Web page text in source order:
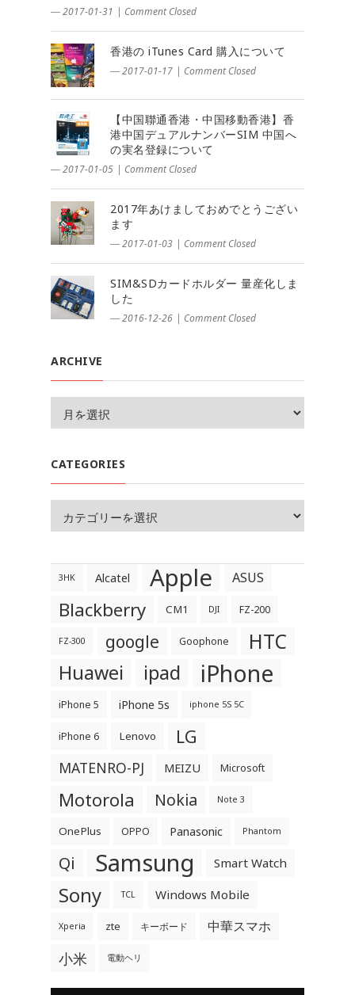
― 2017-01-31 | Comment Closed
香港の iTunes Card 購入について
― 2017-01-17 | Comment Closed
【中国聯通香港・中国移動香港】香
港中国デュアルナンバーSIM 中国へ
の実名登録について
― 2017-01-05 | Comment Closed
2017年あけましておめでとうござい
ます
― 2017-01-03 | Comment Closed
SIM&SDカードホルダー 量産化しま
した
― 2016-12-26 | Comment Closed
ARCHIVE
CATEGORIES
3HK Alcatel Apple ASUS
Blackberry CM1 DJI FZ-200
FZ-300 google Goophone HTC
Huawei ipad iPhone
iPhone 5 iPhone 5s iphone 5S 5C
iPhone 6 Lenovo LG
MATENRO-PJ MEIZU Microsoft
Motorola Nokia Note 3
OnePlus OPPO Panasonic Phantom
Qi Samsung Smart Watch
Sony TCL Windows Mobile
Xperia zte キーボード 中華スマホ
小米 電動ヘリ